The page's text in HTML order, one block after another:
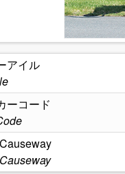
アイル
ーコード